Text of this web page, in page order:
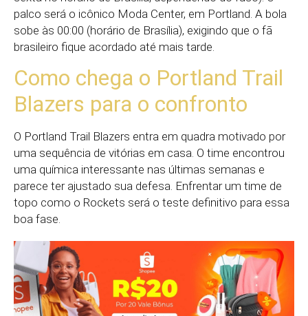
palco será o icônico Moda Center, em Portland. A bola
sobe às 00:00 (horário de Brasília), exigindo que o fã
brasileiro fique acordado até mais tarde.
Como chega o Portland Trail
Blazers para o confronto
O Portland Trail Blazers entra em quadra motivado por
uma sequência de vitórias em casa. O time encontrou
uma química interessante nas últimas semanas e
parece ter ajustado sua defesa. Enfrentar um time de
topo como o Rockets será o teste definitivo para essa
boa fase.